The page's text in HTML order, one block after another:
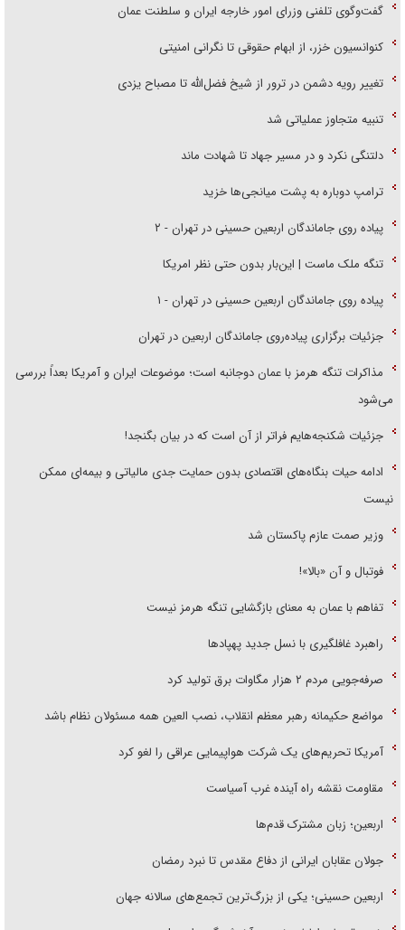
گفت‌وگوی تلفنی وزرای امور خارجه ایران و سلطنت عمان
کنوانسیون خزر، از ابهام حقوقی تا نگرانی امنیتی
تغییر رویه دشمن در ترور از شیخ فضل‌الله تا مصباح یزدی
تنبیه متجاوز عملیاتی شد
دلتنگی نکرد و در مسیر جهاد تا شهادت ماند
ترامپ دوباره به پشت میانجی‌ها خزید
پیاده روی جاماندگان اربعین حسینی در تهران - ۲
تنگه ملک ماست | این‌بار بدون حتی نظر امریکا
پیاده روی جاماندگان اربعین حسینی در تهران - ۱
جزئیات برگزاری پیاده‌روی جاماندگان اربعین در تهران
مذاکرات تنگه هرمز با عمان دوجانبه است؛ موضوعات ایران و آمریکا بعداً بررسی
می‌شود
جزئیات شکنجه‌هایم فراتر از آن است که در بیان بگنجد!
ادامه حیات بنگاه‌های اقتصادی بدون حمایت جدی مالیاتی و بیمه‌ای ممکن
نیست
وزیر صمت عازم پاکستان شد
فوتبال و آن «بالا»!
تفاهم با عمان به معنای بازگشایی تنگه هرمز نیست
راهبرد غافلگیری با نسل جدید پهپاد‌ها
صرفه‌جویی مردم ۲ هزار مگاوات برق تولید کرد
مواضع حکیمانه رهبر معظم انقلاب، نصب العین همه مسئولان نظام باشد
آمریکا تحریم‌های یک شرکت هواپیمایی عراقی را لغو کرد
مقاومت نقشه راه آینده غرب آسیاست
اربعین؛ زبان مشترک قدم‌ها
جولان عقابان ایرانی از دفاع مقدس تا نبرد رمضان
اربعین حسینی؛ یکی از بزرگ‌ترین تجمع‌های سالانه جهان